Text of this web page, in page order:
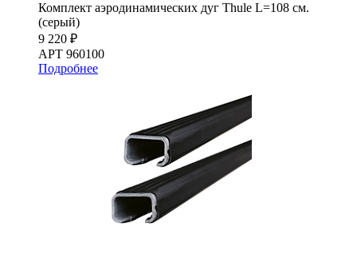
Комплект аэродинамических дуг Thule L=108 см.
(серый)
9 220 ₽
АРТ 960100
Подробнее